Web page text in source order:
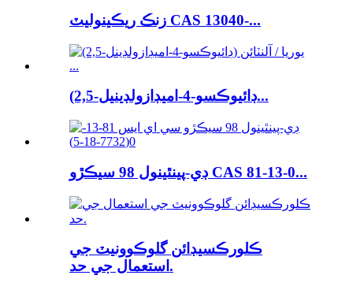
زنڪ ريڪينوليٽ CAS 13040-...
(2,5-ڊائيوڪسو-4-اميڊازولڊينيل...
ڊي-پينٿينول 98 سيڪڙو CAS 81-13-0...
ڪلورڪسيڊائن گلوڪوونيٽ جي
استعمال جي حد.